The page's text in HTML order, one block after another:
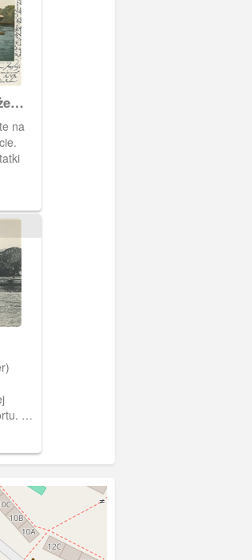
na
Po